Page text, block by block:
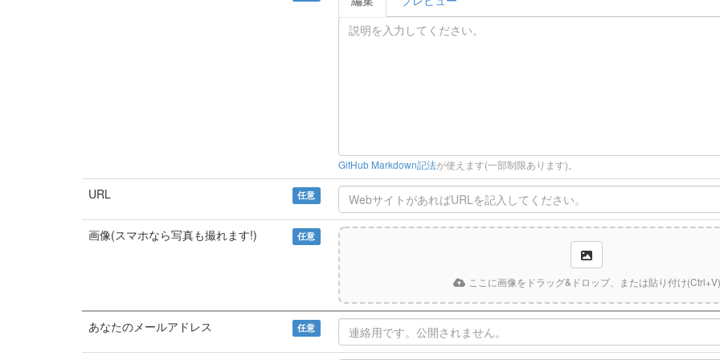
GitHub Markdown記法が使えます(一部制限あります)。
URL 任意
画像(スマホなら写真も撮れます!) 任意
ここに画像をドラッグ&ドロップ、または貼り付け(Ctrl+V)
あなたのメールアドレス 任意